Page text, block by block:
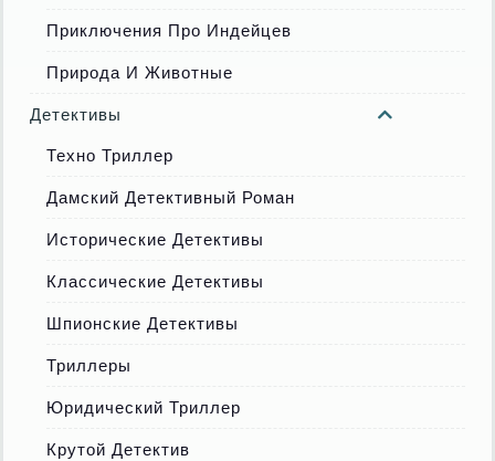
Приключения Про Индейцев
Природа И Животные
Детективы
Техно Триллер
Дамский Детективный Роман
Исторические Детективы
Классические Детективы
Шпионские Детективы
Триллеры
Юридический Триллер
Крутой Детектив